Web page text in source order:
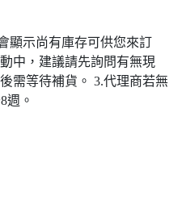
顯示尚有庫存可供您來訂
中，建議請先詢問有無現
需等待補貨。 3.代理商若無
週。